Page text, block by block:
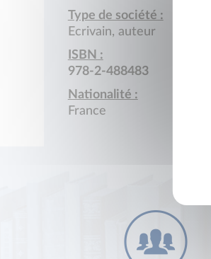
Type de société :
Ecrivain, auteur
ISBN :
978-2-488483
Nationalité :
France